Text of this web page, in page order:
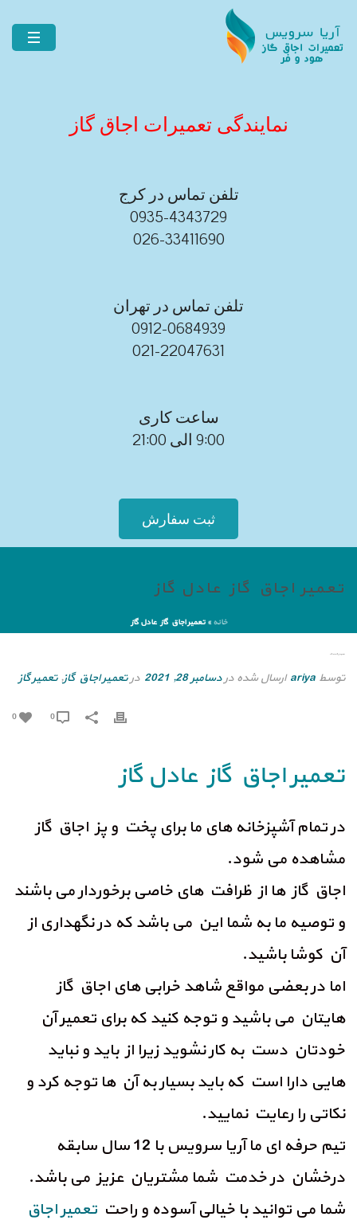
نمایندگی تعمیرات اجاق گاز
تلفن تماس در کرج
0935-4343729
026-33411690
تلفن تماس در تهران
0912-0684939
021-22047631
ساعت کاری
9:00 الی 21:00
ثبت سفارش
تعمیر اجاق گاز عادل گاز
خانه »تعمیر اجاق گاز عادل گاز
تعمیر اجاق گاز عادل گاز
توسط ariyaارسال شده دردسامبر 28, 2021 درتعمیر اجاق گاز,تعمیر گاز
0
تعمیر اجاق گاز عادل گاز
در تمام آشپزخانه های ما برای پخت و پز اجاق گاز
مشاهده می شود.
اجاق گاز ها از ظرافت های خاصی برخوردار می باشند
و توصیه ما به شما این می باشد که در نگهداری از
آن کوشا باشید.
اما در بعضی مواقع شاهد خرابی های اجاق گاز
هایتان می باشید و توجه کنید که برای تعمیر آن
خودتان دست به کار نشوید زیرا از باید و نباید
هایی دارا است که باید بسیار به آن ها توجه کرد و
نکاتی را رعایت نمایید.
تیم حرفه ای ما آریا سرویس با 12 سال سابقه
درخشان در خدمت شما مشتریان عزیز می باشد.
شما می توانید با خیالی آسوده و راحت تعمیر اجاق